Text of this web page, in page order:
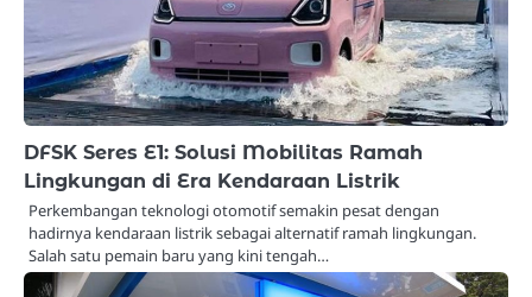
DFSK Seres E1: Solusi Mobilitas Ramah
Lingkungan di Era Kendaraan Listrik
Perkembangan teknologi otomotif semakin pesat dengan
hadirnya kendaraan listrik sebagai alternatif ramah lingkungan.
Salah satu pemain baru yang kini tengah…